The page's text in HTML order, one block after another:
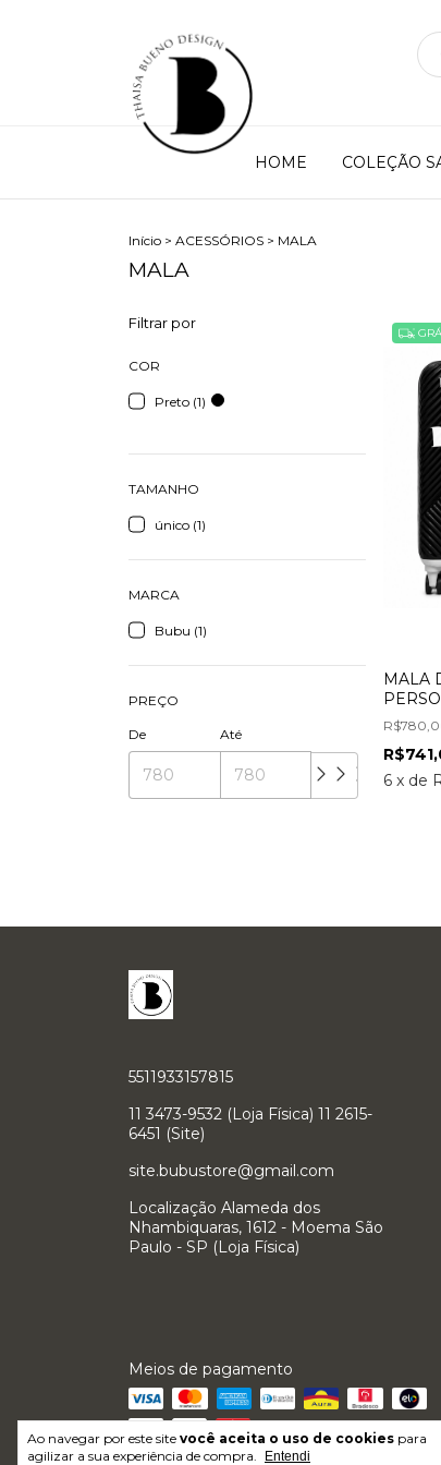
HOME COLEÇÃO
Ao navegar por este site você aceita o uso de cookies para
agilizar a sua experiência de compra.
Entendi
Início > ACESSÓRIOS > MALA
MALA
Filtrar por
COR
Preto (1)
TAMANHO
único (1)
MARCA
Bubu (1)
PREÇO
De Até
MALA
6 x de
5511933157815
11 3473-9532 (Loja Física) 11 2615-
6451 (Site)
site.bubustore@gmail.com
Localização Alameda dos
Nhambiquaras, 1612 - Moema São
Paulo - SP (Loja Física)
Meios de pagamento